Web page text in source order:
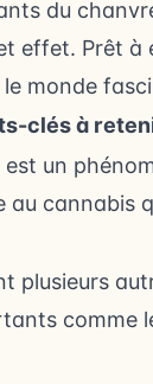
du
effet. Prêt à
monde
clés à
est un
au cannabis
plusieurs
comme